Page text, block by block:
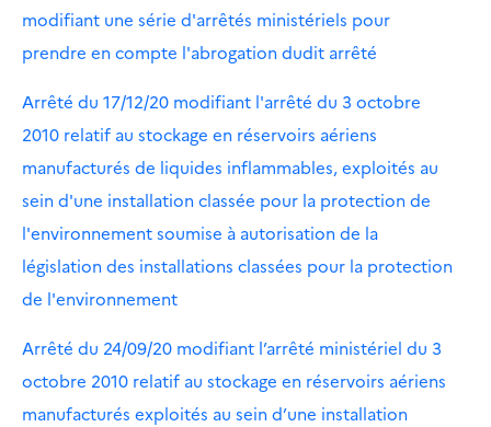
modifiant une série d'arrêtés ministériels pour
prendre en compte l'abrogation dudit arrêté
Arrêté du 17/12/20 modifiant l'arrêté du 3 octobre
2010 relatif au stockage en réservoirs aériens
manufacturés de liquides inflammables, exploités au
sein d'une installation classée pour la protection de
l'environnement soumise à autorisation de la
législation des installations classées pour la protection
de l'environnement
Arrêté du 24/09/20 modifiant l’arrêté ministériel du 3
octobre 2010 relatif au stockage en réservoirs aériens
manufacturés exploités au sein d’une installation